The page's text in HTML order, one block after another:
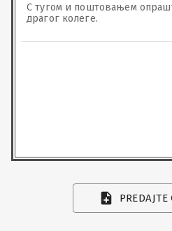
С тугом и поштовањем
драгог колеге.